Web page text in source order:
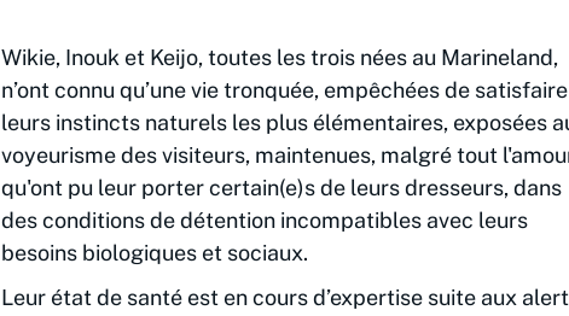
Wikie, Inouk et Keijo, toutes les trois nées au Marineland,
n’ont connu qu’une vie tronquée, empêchées de satisfaire
leurs instincts naturels les plus élémentaires, exposées
voyeurisme des visiteurs, maintenues, malgré tout
qu'ont pu leur porter certain(e)s de leurs dresseurs, dans
des conditions de détention incompatibles avec leurs
besoins biologiques et sociaux.
Leur état de santé est en cours d’expertise suite aux